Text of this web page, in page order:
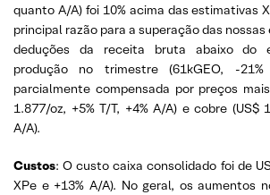
quanto A/A) foi 10% acima das estimativas
principal razão para a superação das
deduções da receita bruta abaixo do
produção no trimestre (61kGEO, -
parcialmente compensada por preços
1.877/oz, +5% T/T, +4% A/A) e cobre (US$
A/A).
Custos: O custo caixa consolidado foi de
XPe e +13% A/A). No geral, os aumentos